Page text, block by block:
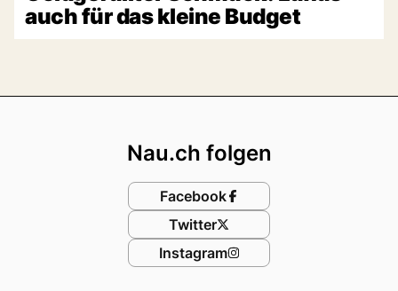
auch für das kleine Budget
Nau.ch folgen
Facebook
Twitter
Instagram